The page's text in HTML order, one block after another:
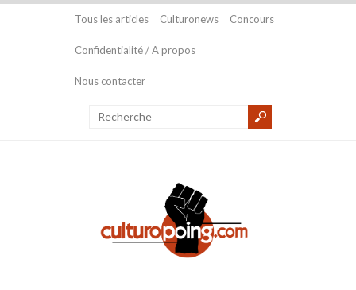
Tous les articles Culturonews Concours
Confidentialité / A propos
Nous contacter